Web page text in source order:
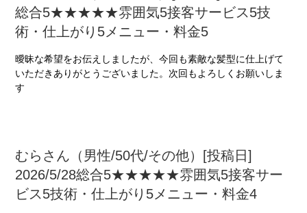
総合5★★★★★雰囲気5接客サービス5技
術・仕上がり5メニュー・料金5
曖昧な希望をお伝えしましたが、今回も素敵な髪型に仕上げて
いただきありがとうございました。次回もよろしくお願いしま
す
むらさん（男性/50代/その他）[投稿日]
2026/5/28総合5★★★★★雰囲気5接客サー
ビス5技術・仕上がり5メニュー・料金4